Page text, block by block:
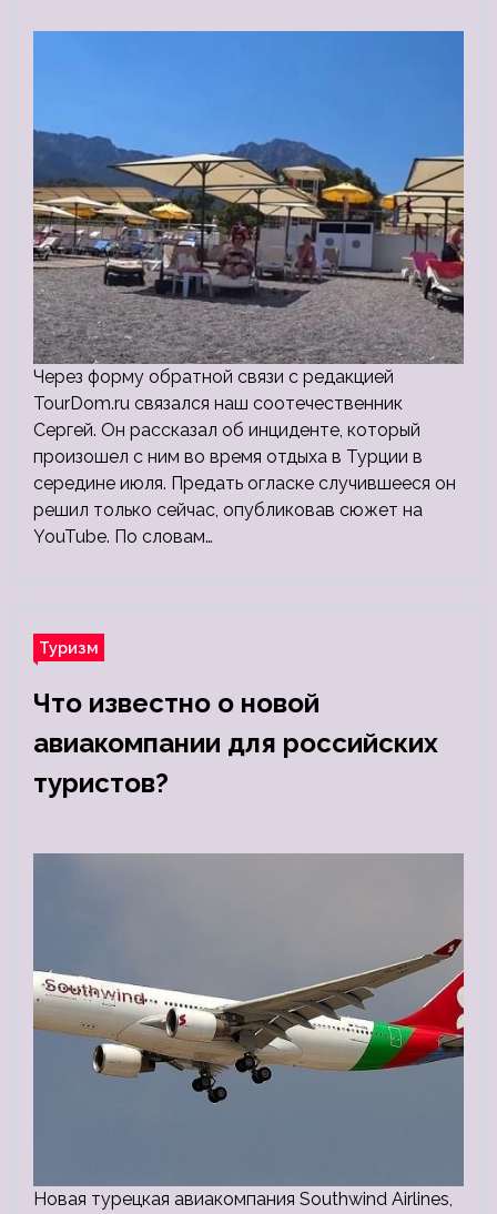
Через форму обратной связи с редакцией
TourDom.ru связался наш соотечественник
Сергей. Он рассказал об инциденте, который
произошел с ним во время отдыха в Турции в
середине июля. Предать огласке случившееся он
решил только сейчас, опубликовав сюжет на
YouTube. По словам…
Туризм
Что известно о новой
авиакомпании для российских
туристов?
Новая турецкая авиакомпания Southwind Airlines,